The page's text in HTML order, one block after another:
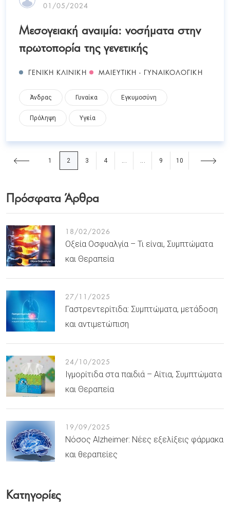
01/05/2024
Μεσογειακή αναιμία: νοσήματα στην
πρωτοπορία της γενετικής
ΓΕΝΙΚΗ ΚΛΙΝΙΚΗ ΜΑΙΕΥΤΙΚΗ - ΓΥΝΑΙΚΟΛΟΓΙΚΗ
Άνδρας Γυναίκα Εγκυμοσύνη
Πρόληψη Υγεία
1 2 3 4 ... ... 9 10
Πρόσφατα Άρθρα
18/02/2026
Οξεία Οσφυαλγία – Τι είναι, Συμπτώματα
και Θεραπεία
27/11/2025
Γαστρεντερίτιδα: Συμπτώματα, μετάδοση
και αντιμετώπιση
24/10/2025
Ιγμορίτιδα στα παιδιά – Αίτια, Συμπτώματα
και Θεραπεία
19/09/2025
Νόσος Alzheimer: Νέες εξελίξεις φάρμακα
και θεραπείες
Κατηγορίες